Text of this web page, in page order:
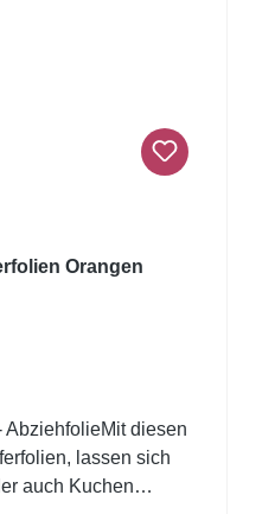
Orangen
AbziehfolieMit diesen
lassen sich
auch Kuchen